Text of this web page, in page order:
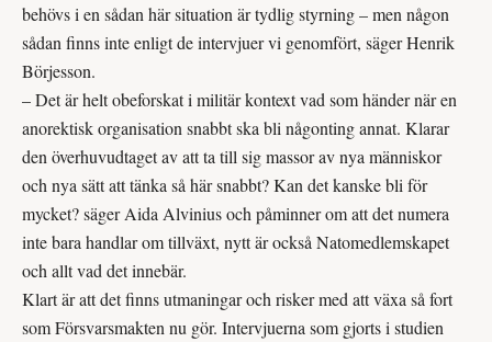
behövs i en sådan här situation är tydlig styrning – men någon
sådan finns inte enligt de intervjuer vi genomfört, säger Henrik
Börjesson.
– Det är helt obeforskat i militär kontext vad som händer när en
anorektisk organisation snabbt ska bli någonting annat. Klarar
den överhuvudtaget av att ta till sig massor av nya människor
och nya sätt att tänka så här snabbt? Kan det kanske bli för
mycket? säger Aida Alvinius och påminner om att det numera
inte bara handlar om tillväxt, nytt är också Nato­medlemskapet
och allt vad det innebär.
Klart är att det finns utmaningar och risker med att växa så fort
som Försvarsmakten nu gör. Intervjuerna som gjorts i studien